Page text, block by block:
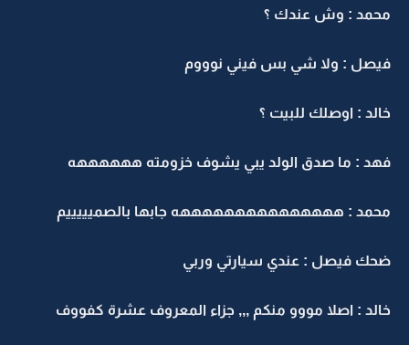
محمد : وش عندك ؟
فيصل : ولا شي بس فيني نوووم
خالد : اوصلك للبيت ؟
فهد : ما صدق الولد يبي يشوف خزومته ههههههه
محمد : هههههههههههههههه جابها بالصميييييم
ضحك فيصل : عندي سيارتي وربي
خالد : اصلا مووو منكم ,,, جزاء المعروف عشرة كفووف